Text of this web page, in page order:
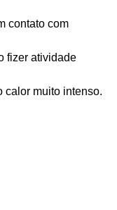
contato com
fizer atividade
calor muito intenso.